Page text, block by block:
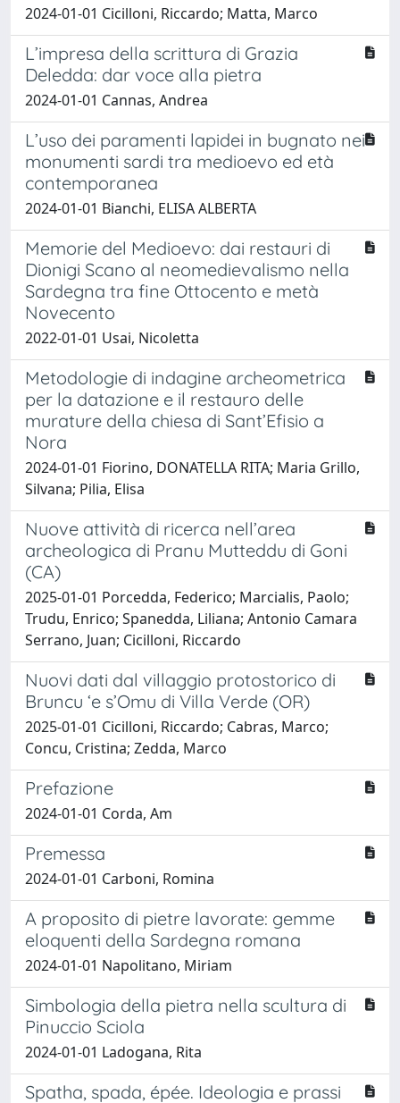
2024-01-01 Cicilloni, Riccardo; Matta, Marco
L’impresa della scrittura di Grazia
Deledda: dar voce alla pietra
2024-01-01 Cannas, Andrea
L’uso dei paramenti lapidei in bugnato nei
monumenti sardi tra medioevo ed età
contemporanea
2024-01-01 Bianchi, ELISA ALBERTA
Memorie del Medioevo: dai restauri di
Dionigi Scano al neomedievalismo nella
Sardegna tra fine Ottocento e metà
Novecento
2022-01-01 Usai, Nicoletta
Metodologie di indagine archeometrica
per la datazione e il restauro delle
murature della chiesa di Sant’Efisio a
Nora
2024-01-01 Fiorino, DONATELLA RITA; Maria Grillo,
Silvana; Pilia, Elisa
Nuove attività di ricerca nell’area
archeologica di Pranu Mutteddu di Goni
(CA)
2025-01-01 Porcedda, Federico; Marcialis, Paolo;
Trudu, Enrico; Spanedda, Liliana; Antonio Camara
Serrano, Juan; Cicilloni, Riccardo
Nuovi dati dal villaggio protostorico di
Bruncu ‘e s’Omu di Villa Verde (OR)
2025-01-01 Cicilloni, Riccardo; Cabras, Marco;
Concu, Cristina; Zedda, Marco
Prefazione
2024-01-01 Corda, Am
Premessa
2024-01-01 Carboni, Romina
A proposito di pietre lavorate: gemme
eloquenti della Sardegna romana
2024-01-01 Napolitano, Miriam
Simbologia della pietra nella scultura di
Pinuccio Sciola
2024-01-01 Ladogana, Rita
Spatha, spada, épée. Ideologia e prassi